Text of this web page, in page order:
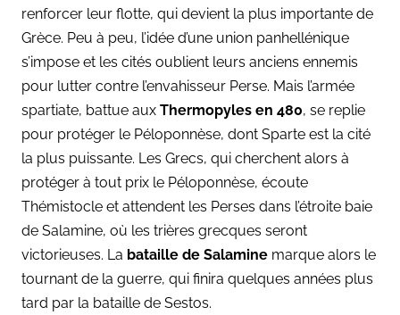
renforcer leur flotte, qui devient la plus importante de
Grèce. Peu à peu, l’idée d’une union panhellénique
s’impose et les cités oublient leurs anciens ennemis
pour lutter contre l’envahisseur Perse. Mais l’armée
spartiate, battue aux Thermopyles en 480, se replie
pour protéger le Péloponnèse, dont Sparte est la cité
la plus puissante. Les Grecs, qui cherchent alors à
protéger à tout prix le Péloponnèse, écoute
Thémistocle et attendent les Perses dans l’étroite baie
de Salamine, où les trières grecques seront
victorieuses. La bataille de Salamine marque alors le
tournant de la guerre, qui finira quelques années plus
tard par la bataille de Sestos.